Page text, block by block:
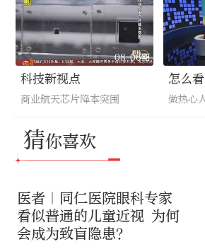
08-06期
科技新视点
商业航天芯片降本突围
怎么看
猜你喜欢
医者｜同仁医院眼科专家
看似普通的儿童近视 为何
会成为致盲隐患？